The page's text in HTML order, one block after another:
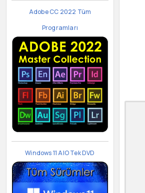
Adobe CC 2022 Tüm
Programları
Windows 11 AIO Tek DVD